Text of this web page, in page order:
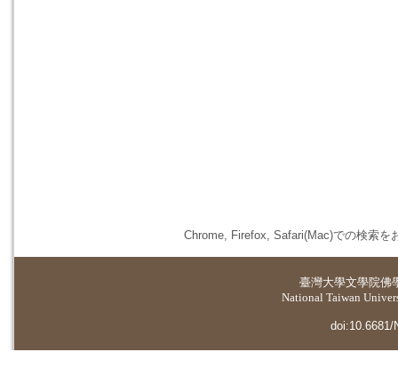
Chrome, Firefox, Safari(Mac)での検索を
臺灣大學文學院佛
National Taiwan
doi:10.6681/